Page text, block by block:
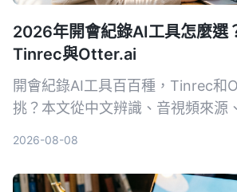
2026年開會紀錄AI工具怎麼選
Tinrec與Otter.ai
開會紀錄AI工具百百種，Tinrec和
挑？本文從中文辨識、音視頻來源
2026-08-08